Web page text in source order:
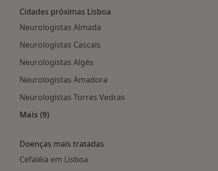
Cidades próximas Lisboa
Neurologistas Almada
Neurologistas Cascais
Neurologistas Algés
Neurologistas Amadora
Neurologistas Torres Vedras
Mais (9)
Doenças mais tratadas
Cefaléia em Lisboa